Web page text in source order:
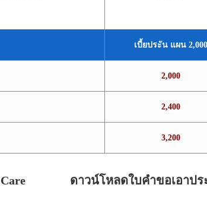
เบี้ยประัน แผน 2,000
2,000
2,400
3,200
Care ดาวน์โหลดใบคำขอเอาป